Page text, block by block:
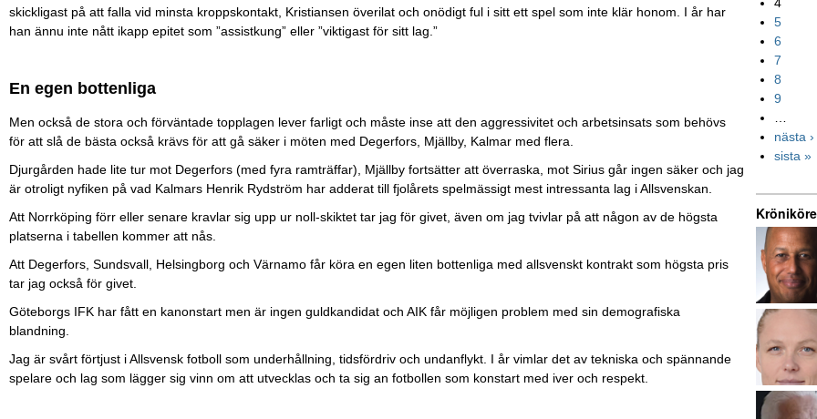
skickligast på att falla vid minsta kroppskontakt, Kristiansen överilat och onödigt ful i sitt ett spel som inte klär honom. I år har
han ännu inte nått ikapp epitet som ”assistkung” eller ”viktigast för sitt lag.”
En egen bottenliga
Men också de stora och förväntade topplagen lever farligt och måste inse att den aggressivitet och arbetsinsats som behövs
för att slå de bästa också krävs för att gå säker i möten med Degerfors, Mjällby, Kalmar med flera.
Djurgården hade lite tur mot Degerfors (med fyra ramträffar), Mjällby fortsätter att överraska, mot Sirius går ingen säker och jag
är otroligt nyfiken på vad Kalmars Henrik Rydström har adderat till fjolårets spelmässigt mest intressanta lag i Allsvenskan.
Att Norrköping förr eller senare kravlar sig upp ur noll-skiktet tar jag för givet, även om jag tvivlar på att någon av de högsta
platserna i tabellen kommer att nås.
Att Degerfors, Sundsvall, Helsingborg och Värnamo får köra en egen liten bottenliga med allsvenskt kontrakt som högsta pris
tar jag också för givet.
Göteborgs IFK har fått en kanonstart men är ingen guldkandidat och AIK får möjligen problem med sin demografiska
blandning.
Jag är svårt förtjust i Allsvensk fotboll som underhållning, tidsfördriv och undanflykt. I år vimlar det av tekniska och spännande
spelare och lag som lägger sig vinn om att utvecklas och ta sig an fotbollen som konstart med iver och respekt.
4
5
6
7
8
9
…
nästa ›
sista »